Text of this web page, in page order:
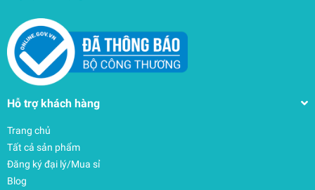
Hỗ trợ khách hàng
Trang chủ
Tất cả sản phẩm
Đăng ký đại lý/Mua sỉ
Blog